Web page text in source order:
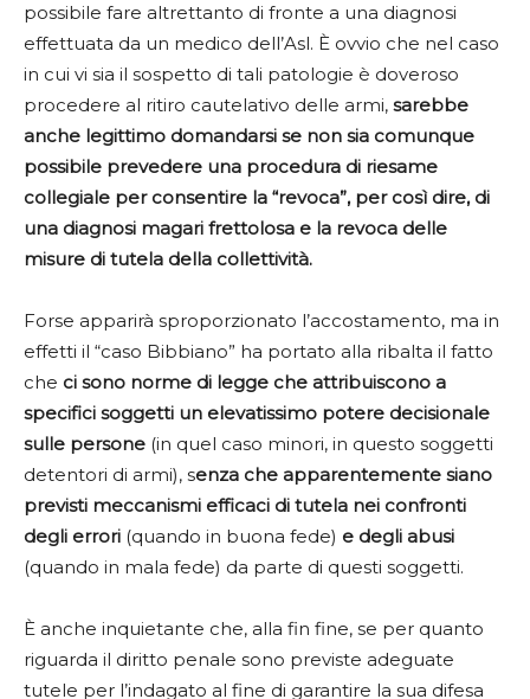
possibile fare altrettanto di fronte a una diagnosi
effettuata da un medico dell’Asl. È ovvio che nel caso
in cui vi sia il sospetto di tali patologie è doveroso
procedere al ritiro cautelativo delle armi, sarebbe
anche legittimo domandarsi se non sia comunque
possibile prevedere una procedura di riesame
collegiale per consentire la “revoca”, per così dire, di
una diagnosi magari frettolosa e la revoca delle
misure di tutela della collettività.
Forse apparirà sproporzionato l’accostamento, ma in
effetti il “caso Bibbiano” ha portato alla ribalta il fatto
che ci sono norme di legge che attribuiscono a
specifici soggetti un elevatissimo potere decisionale
sulle persone (in quel caso minori, in questo soggetti
detentori di armi), senza che apparentemente siano
previsti meccanismi efficaci di tutela nei confronti
degli errori (quando in buona fede) e degli abusi
(quando in mala fede) da parte di questi soggetti.
È anche inquietante che, alla fin fine, se per quanto
riguarda il diritto penale sono previste adeguate
tutele per l’indagato al fine di garantire la sua difesa